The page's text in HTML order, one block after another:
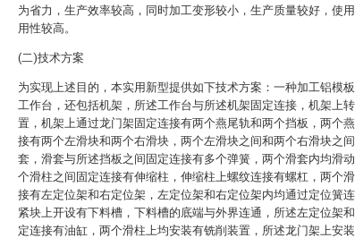
为省力，生产效率较高，同时加工变形较小，生产质量较好，使
用性较高。
(二)技术方案
为实现上述目的，本实用新型提供如下技术方案：一种加工铝模
工作台，还包括机架，所述工作台与所述机架固定连接，机架上
置，机架上通过龙门架固定连接有两个燕尾轨和两个挡板，两个
接有两个左滑块和两个右滑块，两个左滑块之间和两个右滑块之
套，滑套与所述挡板之间固定连接有多个弹簧，两个滑套内均滑
个滑柱之间固定连接有伸缩柱，伸缩柱上螺纹连接有螺杠，两个
接有左定位架和右定位架，左定位架和右定位架内均通过定位簧
紧块上开设有下料槽，下料槽的底端与外界连通，所述左定位架
定连接有油缸，两个滑柱上均安装有铣削装置，所述龙门架上安